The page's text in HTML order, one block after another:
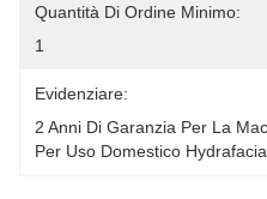
Quantità Di Ordine Minimo:
1
Evidenziare:
2 Anni Di Garanzia Per La
Per Uso Domestico